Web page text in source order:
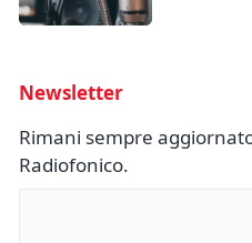
Newsletter
Rimani sempre
Radiofonico.